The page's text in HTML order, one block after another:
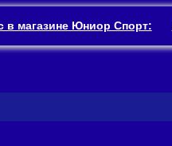
в магазине Юниор Спорт: